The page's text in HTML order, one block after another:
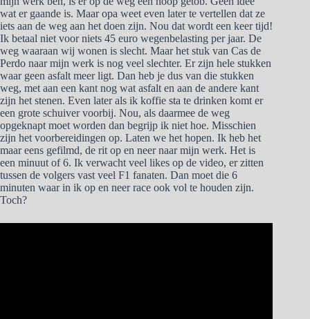
wat er gaande is. Maar opa weet even later te vertellen dat ze
iets aan de weg aan het doen zijn. Nou dat wordt een keer tijd!
Ik betaal niet voor niets 45 euro wegenbelasting per jaar. De
weg waaraan wij wonen is slecht. Maar het stuk van Cas de
Perdo naar mijn werk is nog veel slechter. Er zijn hele stukken
waar geen asfalt meer ligt. Dan heb je dus van die stukken
weg, met aan een kant nog wat asfalt en aan de andere kant
zijn het stenen. Even later als ik koffie sta te drinken komt er
een grote schuiver voorbij. Nou, als daarmee de weg
opgeknapt moet worden dan begrijp ik niet hoe. Misschien
zijn het voorbereidingen op. Laten we het hopen. Ik heb het
maar eens gefilmd, de rit op en neer naar mijn werk. Het is
een minuut of 6. Ik verwacht veel likes op de video, er zitten
tussen de volgers vast veel F1 fanaten. Dan moet die 6
minuten waar in ik op en neer race ook vol te houden zijn.
Toch?